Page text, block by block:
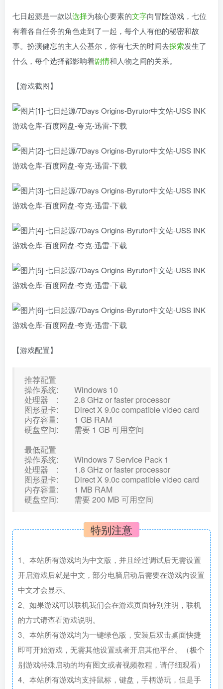
七日起源是一款以选择为核心要素的文字向冒险游戏，七位
有着各自任务的角色走到了一起，每个人有他的秘密和故
事。扮演健忘的主人公基尔，你有七天的时间去探索发生了
什么，每个选择都影响着剧情和人物之间的关系。
【游戏截图】
【游戏配置】
推荐配置
操作系统: Windows 10
处理器 : 2.8 GHz or faster processor
图形显卡: Direct X 9.0c compatible video card
内存容量: 1 GB RAM
硬盘空间: 需要 1 GB 可用空间
最低配置
操作系统: Windows 7 Service Pack 1
处理器 : 1.8 GHz or faster processor
图形显卡: Direct X 9.0c compatible video card
内存容量: 1 MB RAM
硬盘空间: 需要 200 MB 可用空间
特别注意
1、本站所有游戏均为中文版，并且经过调试后无需设置
开启游戏后就是中文，部分电脑启动后需要在游戏内设置
中文才会显示。
2、如果游戏可以联机我们会在游戏页面特别注明，联机
的方式请查看游戏说明。
3、本站所有游戏均为一键绿色版，安装后双击桌面快捷
即可开始游戏，无需其他设置或者开启其他平台。（极个
别游戏特殊启动的均有图文或者视频教程，请仔细观看）
4、本站所有游戏均支持鼠标，键盘，手柄游玩，但是手